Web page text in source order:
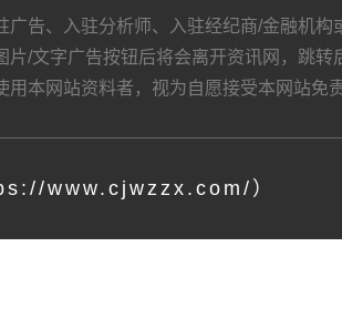
广告、入驻分析师、入驻经纪商/金融机
片/文字广告按钮后将会离开资讯网，跳
用本网站资料者，视为自愿接受本网站免
www.cjwzzx.com/）